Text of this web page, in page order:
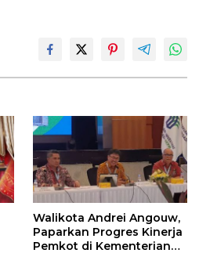
Walikota Andrei Angouw,
Paparkan Progres Kinerja
Pemkot di Kementerian